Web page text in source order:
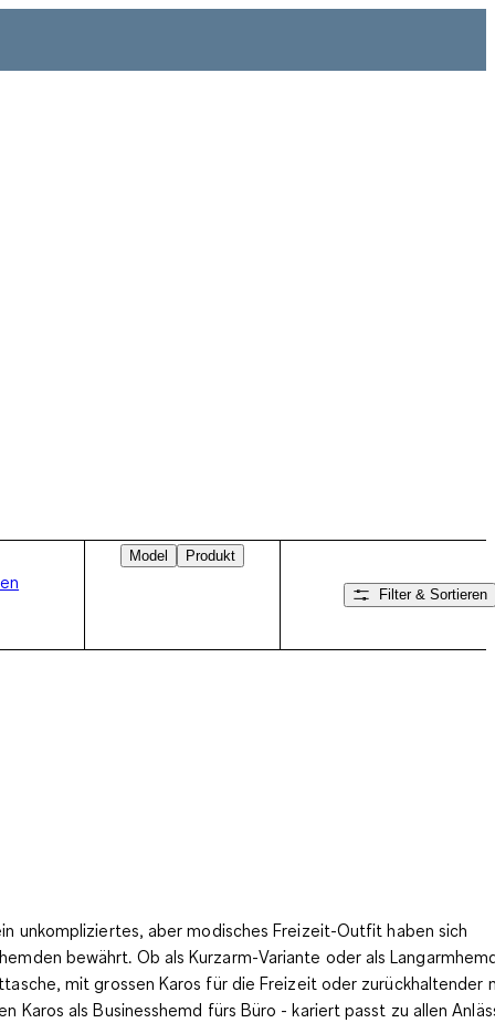
Model Produkt
Filter & Sortieren
unkompliziertes, aber modisches Freizeit-Outfit haben sich
bewährt. Ob als Kurzarm-Variante oder als
mit grossen Karos für die Freizeit oder zurückhaltender
Karos als Businesshemd fürs Büro - kariert passt zu allen